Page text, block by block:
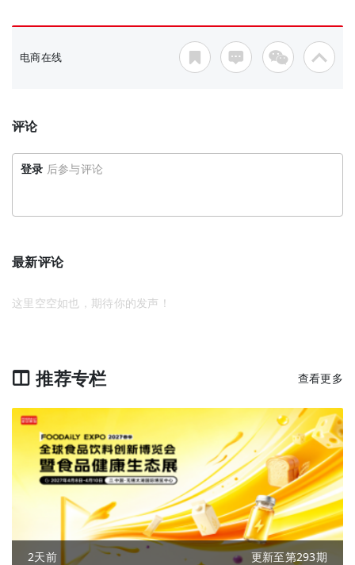
电商在线
评论
登录 后参与评论
最新评论
这里空空如也，期待你的发声！
推荐专栏 查看更多
2天前 更新至第293期